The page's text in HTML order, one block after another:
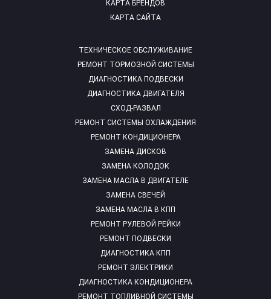
ТЕХНИЧЕСКОЕ ОБСЛУЖИВАНИЕ
РЕМОНТ ТОРМОЗНОЙ СИСТЕМЫ
ДИАГНОСТИКА ПОДВЕСКИ
ДИАГНОСТИКА ДВИГАТЕЛЯ
СХОД-РАЗВАЛ
РЕМОНТ СИСТЕМЫ ОХЛАЖДЕНИЯ
РЕМОНТ КОНДИЦИОНЕРА
ЗАМЕНА ДИСКОВ
ЗАМЕНА КОЛОДОК
ЗАМЕНА МАСЛА В ДВИГАТЕЛЕ
ЗАМЕНА СВЕЧЕЙ
ЗАМЕНА МАСЛА В КПП
РЕМОНТ РУЛЕВОЙ РЕЙКИ
РЕМОНТ ПОДВЕСКИ
ДИАГНОСТИКА КПП
РЕМОНТ ЭЛЕКТРИКИ
ДИАГНОСТИКА КОНДИЦИОНЕРА
РЕМОНТ ТОПЛИВНОЙ СИСТЕМЫ
КАРТА БРЕНДОВ
КАРТА САЙТА